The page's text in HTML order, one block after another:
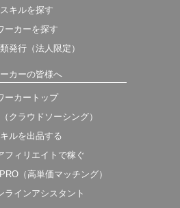
スキルを探す
ーカーを探す
発行（法人限定）
カーの皆様へ
ーカートップ
クラウドソーシング）
ルを出品する
フィリエイトで稼ぐ
（高単価マッチング）
ラインアシスタント